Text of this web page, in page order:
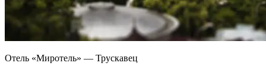
Отель «Миротель» — Трускавец